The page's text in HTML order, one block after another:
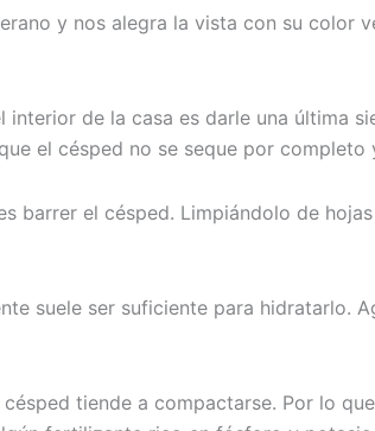
y nos alegra la vista con su color
de la casa es darle una última
el césped no se seque por
barrer el césped. Limpiándolo de
suele ser suficiente para hidratarlo.
tiende a compactarse. Por lo